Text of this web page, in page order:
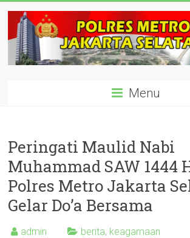
content
polisijaksel Menu
Peringati Maulid Nabi
Muhammad SAW 1444
Polres Metro Jakarta
Gelar Do’a Bersama
admin berita, keagamaan